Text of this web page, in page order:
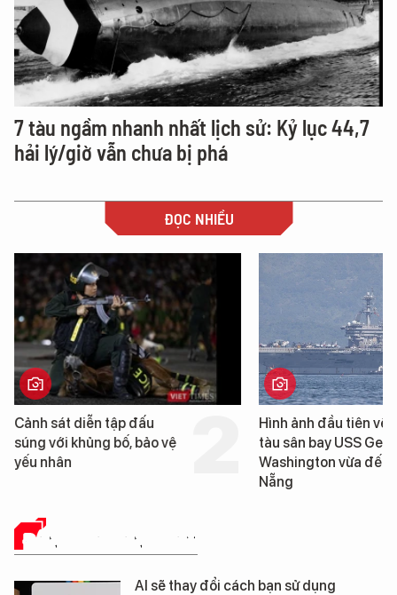
7 tàu ngầm nhanh nhất lịch sử: Kỷ lục 44,7
hải lý/giờ vẫn chưa bị phá
ĐỌC NHIỀU
Hình ảnh đầu tiên về siêu
tàu sân bay USS George
Washington vừa đến Đà
Cận cảnh chiến hạm
tống tàu sân bay USS
George Washington
Đà Nẵng
ĐÁNH GIÁ SẢN PHẨM
AI sẽ thay đổi cách bạn sử dụng